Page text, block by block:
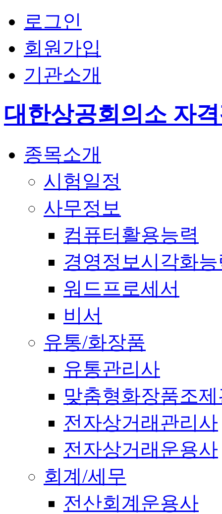
로그인
회원가입
기관소개
대한상공회의소 자
종목소개
시험일정
사무정보
컴퓨터활용능력
경영정보시각화
워드프로세서
비서
유통/화장품
유통관리사
맞춤형화장품조
전자상거래관리사
전자상거래운용사
회계/세무
전산회계운용사